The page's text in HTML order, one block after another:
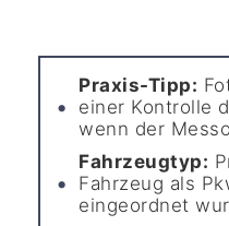
Praxis-Tipp:
einer Kontrolle
wenn der
Fahrzeugtyp:
Fahrzeug als
eingeordnet